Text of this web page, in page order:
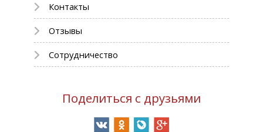
Контакты
Отзывы
Сотрудничество
Поделиться с друзьями